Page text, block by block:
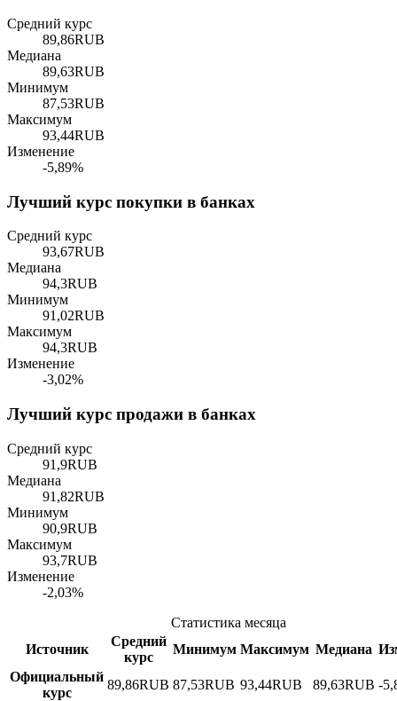
Средний курс
89,86RUB
Медиана
89,63RUB
Минимум
87,53RUB
Максимум
93,44RUB
Изменение
-5,89%
Лучший курс покупки в банках
Средний курс
93,67RUB
Медиана
94,3RUB
Минимум
91,02RUB
Максимум
94,3RUB
Изменение
-3,02%
Лучший курс продажи в банках
Средний курс
91,9RUB
Медиана
91,82RUB
Минимум
90,9RUB
Максимум
93,7RUB
Изменение
-2,03%
Статистика месяца
Источник
Средний
курс
Минимум Максимум Медиана
Официальный
курс
89,86RUB 87,53RUB 93,44RUB 89,63RUB -